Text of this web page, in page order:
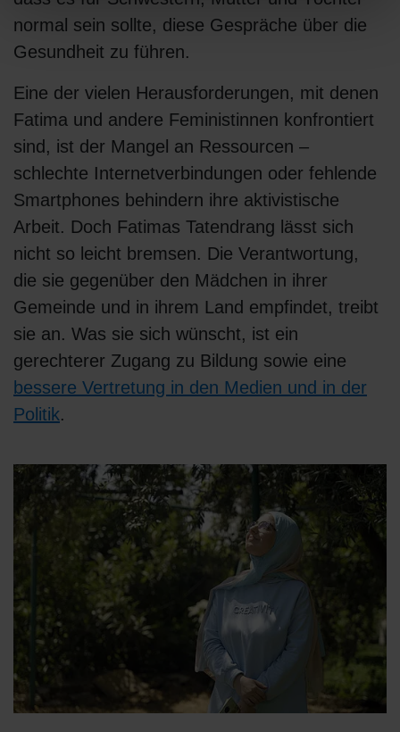
normal sein sollte, diese Gespräche über die
Gesundheit zu führen.
Eine der vielen Herausforderungen, mit denen
Fatima und andere Feministinnen konfrontiert
sind, ist der Mangel an Ressourcen –
schlechte Internetverbindungen oder fehlende
Smartphones behindern ihre aktivistische
Arbeit. Doch Fatimas Tatendrang lässt sich
nicht so leicht bremsen. Die Verantwortung,
die sie gegenüber den Mädchen in ihrer
Gemeinde und in ihrem Land empfindet, treibt
sie an. Was sie sich wünscht, ist ein
gerechterer Zugang zu Bildung sowie eine
bessere Vertretung in den Medien und in der
Politik.